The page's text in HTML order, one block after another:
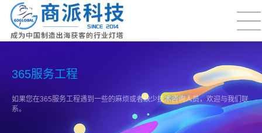
365服务工程
如果您在365服务工程遇到一些的麻烦或者缺少技术咨询人员，欢迎与我们联
系。